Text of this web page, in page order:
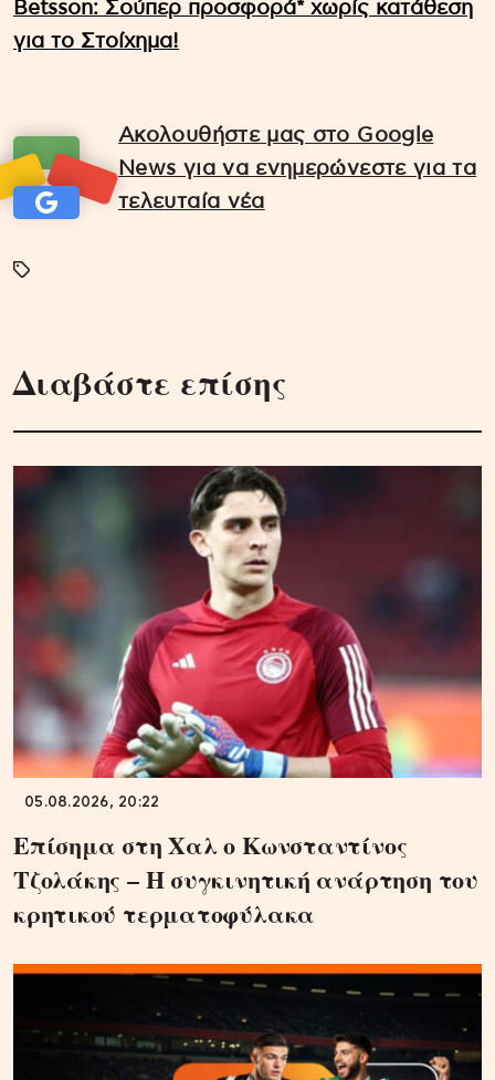
Betsson: Σούπερ προσφορά* χωρίς κατάθεση
για το Στοίχημα!
Ακολουθήστε μας στο Google
News για να ενημερώνεστε για τα
τελευταία νέα
Διαβάστε επίσης
05.08.2026, 20:22
Επίσημα στη Χαλ ο Κωνσταντίνος
Τζολάκης – Η συγκινητική ανάρτηση του
κρητικού τερματοφύλακα